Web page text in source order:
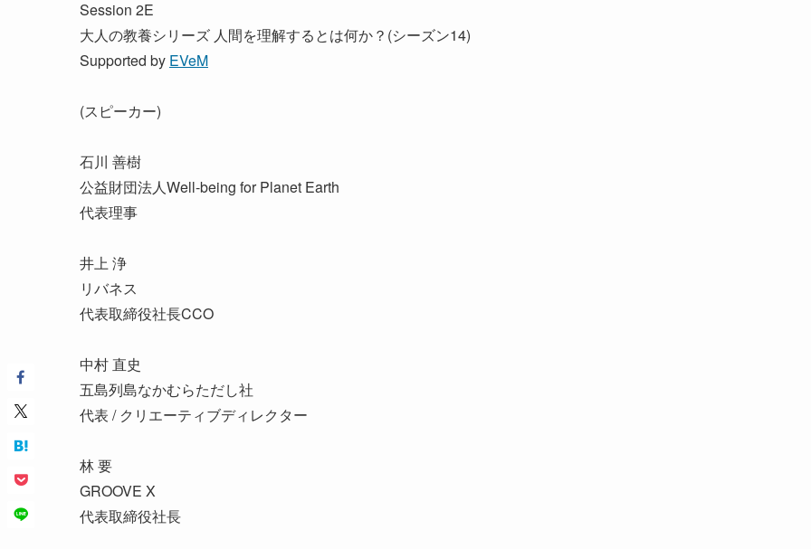
Session 2E
大人の教養シリーズ 人間を理解するとは何か？(シーズン14)
Supported by EVeM
(スピーカー)
石川 善樹
公益財団法人Well-being for Planet Earth
代表理事
井上 浄
リバネス
代表取締役社長CCO
中村 直史
五島列島なかむらただし社
代表 / クリエーティブディレクター
林 要
GROOVE X
代表取締役社長